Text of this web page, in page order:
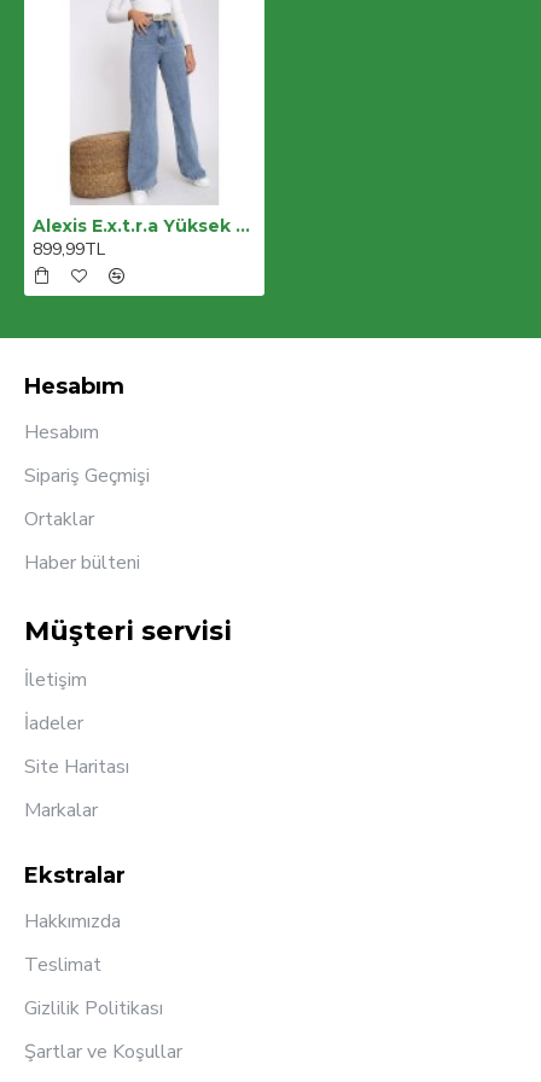
Alexis E.x.t.r.a Yüksek Bel Siyah Jeans S.i.m.s.i.y.a.h (s.o.l.m.a.z Toparlayıcı ) Dar Kalıp
899,99TL
Hesabım
Hesabım
Sipariş Geçmişi
Ortaklar
Haber bülteni
Müşteri servisi
İletişim
İadeler
Site Haritası
Markalar
Ekstralar
Hakkımızda
Teslimat
Gizlilik Politikası
Şartlar ve Koşullar